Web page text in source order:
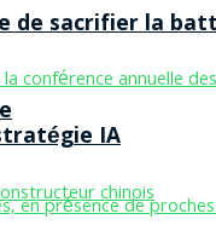
de sacrifier la
IA